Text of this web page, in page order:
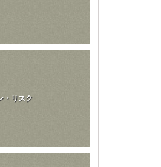
・リスク